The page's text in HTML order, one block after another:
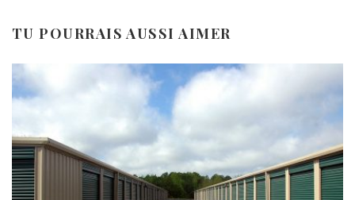
TU POURRAIS AUSSI AIMER